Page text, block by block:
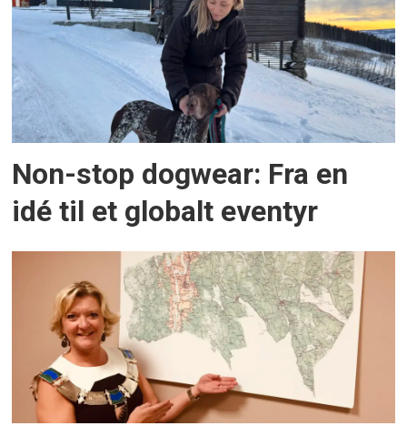
Non-stop dogwear: Fra en
idé til et globalt eventyr